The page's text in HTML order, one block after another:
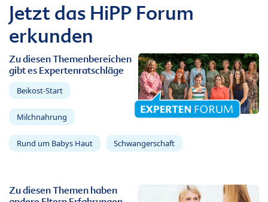
Jetzt das HiPP Forum
erkunden
Zu diesen Themenbereichen
gibt es Expertenratschläge
Beikost-Start
Milchnahrung
Rund um Babys Haut Schwangerschaft
Zu diesen Themen haben